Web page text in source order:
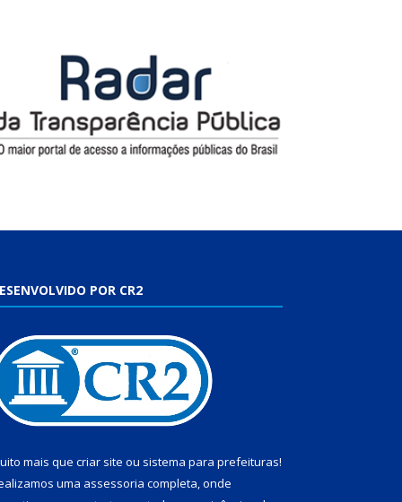
POR CR2
mais que criar site ou sistema para prefeituras!
uma assessoria completa, onde